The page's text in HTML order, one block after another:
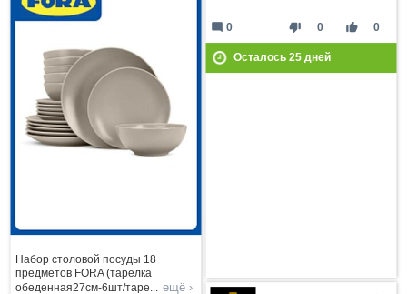
thumb_down 0 thumb_up 0
mode_comment 0
Осталось 25дней
Набор столовой посуды 18
предметов FORA (тарелка
обеденная27см-6шт/таре
ещё ›